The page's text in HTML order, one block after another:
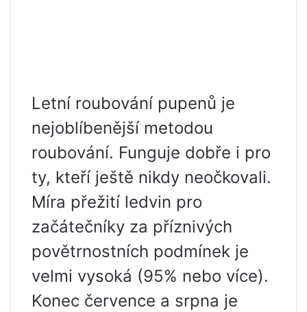
Letní roubování pupenů je
nejoblíbenější metodou
roubování. Funguje dobře i pro
ty, kteří ještě nikdy neočkovali.
Míra přežití ledvin pro
začátečníky za příznivých
povětrnostních podmínek je
velmi vysoká (95% nebo více).
Konec července a srpna je